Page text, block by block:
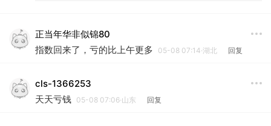
正当年华非似锦80
指数回来了，亏的比上午更多
05-08 07:14·湖北 回复
cls-1366253
天天亏钱 05-08 07:06·山东 回复